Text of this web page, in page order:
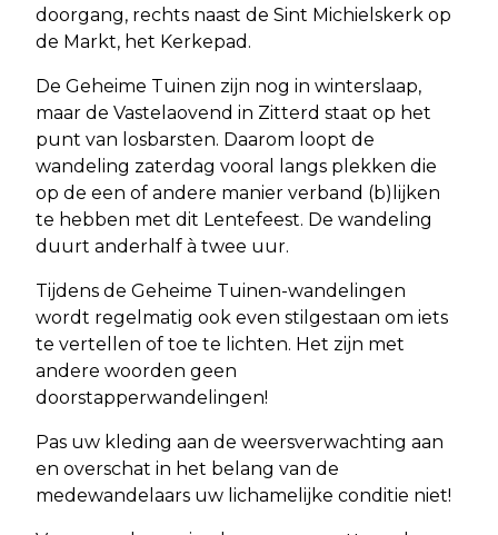
doorgang, rechts naast de Sint Michielskerk op
de Markt, het Kerkepad.
De Geheime Tuinen zijn nog in winterslaap,
maar de Vastelaovend in Zitterd staat op het
punt van losbarsten. Daarom loopt de
wandeling zaterdag vooral langs plekken die
op de een of andere manier verband (b)lijken
te hebben met dit Lentefeest. De wandeling
duurt anderhalf à twee uur.
Tijdens de Geheime Tuinen-wandelingen
wordt regelmatig ook even stilgestaan om iets
te vertellen of toe te lichten. Het zijn met
andere woorden geen
doorstapperwandelingen!
Pas uw kleding aan de weersverwachting aan
en overschat in het belang van de
medewandelaars uw lichamelijke conditie niet!